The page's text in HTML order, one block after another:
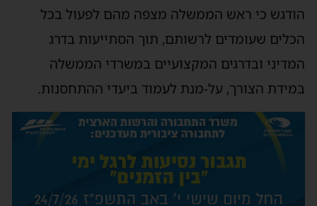
הודגש כי ראש הממשלה מצפה מהם לפעול בכל
הכלים שעומדים לרשותם, תוך הסתייעות בדרג
המדיני ובדרגים המקצועיים במשרדי הממשלה
במידת הצורך, על-מנת לעמוד ביעדי ההתחסנות.